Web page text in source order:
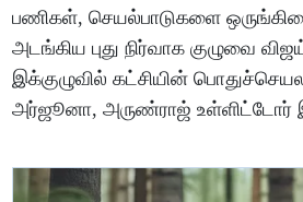
பணிகள், செயல்பாடுகளை
அடங்கிய புது நிர்வாக குழுவை
இக்குழுவில் கட்சியின்
அர்ஜூனா, அருண்ராஜ் உள்ளிட்டோர்